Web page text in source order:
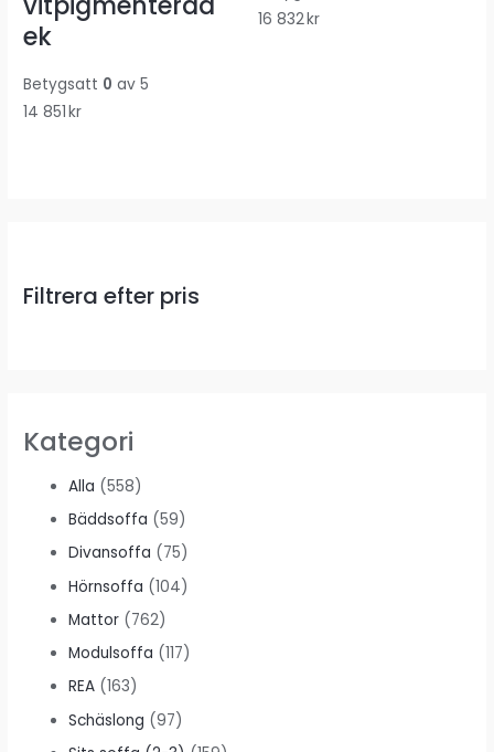
Filtrera efter pris
Kategori
Alla (558)
Bäddsoffa (59)
Divansoffa (75)
Hörnsoffa (104)
Mattor (762)
Modulsoffa (117)
REA (163)
Schäslong (97)
ek
Betygsatt 0 av 5
14 851kr
16 832kr